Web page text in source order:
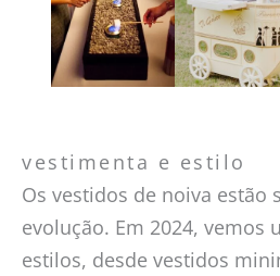
vestimenta e estilo
Os vestidos de noiva estão
evolução. Em 2024, vemos
estilos, desde vestidos